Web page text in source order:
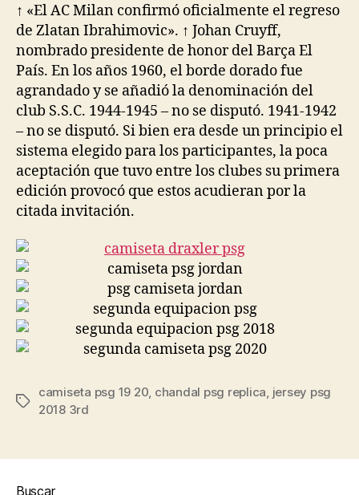
↑ «El AC Milan confirmó oficialmente el regreso
de Zlatan Ibrahimovic». ↑ Johan Cruyff,
nombrado presidente de honor del Barça El
País. En los años 1960, el borde dorado fue
agrandado y se añadió la denominación del
club S.S.C. 1944-1945 – no se disputó. 1941-1942
– no se disputó. Si bien era desde un principio el
sistema elegido para los participantes, la poca
aceptación que tuvo entre los clubes su primera
edición provocó que estos acudieran por la
citada invitación.
Etiquetas
camiseta psg 19 20, chandal psg replica, jersey psg
2018 3rd
Buscar